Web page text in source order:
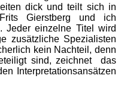
dick und teilt sich in
Gierstberg und ich
Jeder einzelne Titel wird
zusätzliche Spezialisten
kein Nachteil, denn
sind, zeichnet das
Interpretationsansätzen